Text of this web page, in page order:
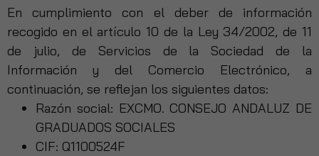
En cumplimiento con el deber de información
recogido en el artículo 10 de la Ley 34/2002, de 11
de julio, de Servicios de la Sociedad de la
Información y del Comercio Electrónico, a
continuación, se reflejan los siguientes datos:
Razón social: EXCMO. CONSEJO ANDALUZ DE
GRADUADOS SOCIALES
CIF: Q1100524F